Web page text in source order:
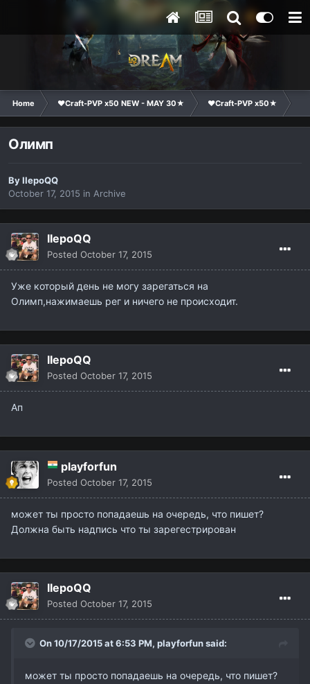
Home ❤Craft-PVP x50 NEW - MAY 30★ ❤Craft-PVP x50★
Олимп
ByIIepoQQ
October 17, 2015 in Archive
IIepoQQ
Posted October 17, 2015
Уже который день не могу зарегаться на
Олимп,нажимаешь рег и ничего не происходит.
IIepoQQ
Posted October 17, 2015
Ап
playforfun
Posted October 17, 2015
может ты просто попадаешь на очередь, что пишет?
Должна быть надпись что ты зарегестрирован
IIepoQQ
Posted October 17, 2015
On 10/17/2015 at 6:53 PM, playforfunsaid:
может ты просто попадаешь на очередь, что пишет?